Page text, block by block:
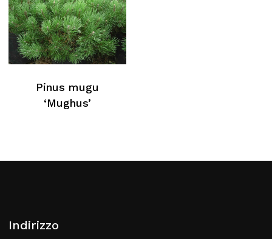
Pinus mugu
‘Mughus’
Indirizzo